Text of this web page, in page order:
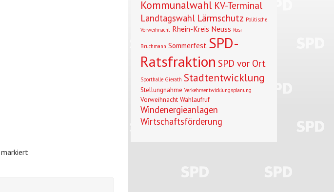
markiert
Kommunalwahl KV-Terminal
Landtagswahl Lärmschutz Politische
Vorweihnacht Rhein-Kreis Neuss Rosi
Bruchmann Sommerfest SPD-
Ratsfraktion SPD vor Ort
Sporthalle Gierath Stadtentwicklung
Stellungnahme Verkehrsentwicklungsplanung
Vorweihnacht Wahlaufruf
Windenergieanlagen
Wirtschaftsförderung